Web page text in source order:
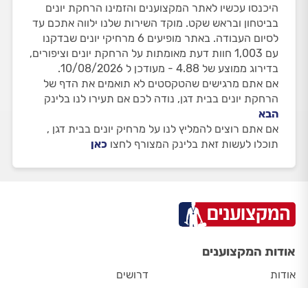
היכנסו עכשיו לאתר המקצוענים והזמינו הרחקת יונים
בביטחון ובראש שקט. מוקד השירות שלנו ילווה אתכם עד
לסיום העבודה. באתר מופיעים 6 מרחיקי יונים שבדקנו
עם 1,003 חוות דעת מאומתות על הרחקת יונים וציפורים,
בדירוג ממוצע של 4.88 - מעודכן ל 10/08/2026.
אם אתם מרגישים שהטקסטים לא תואמים את הדף של
הרחקת יונים בבית דגן, נודה לכם אם תעירו לנו בלינק
הבא
אם אתם רוצים להמליץ לנו על מרחיק יונים בבית דגן ,
תוכלו לעשות זאת בלינק המצורף לחצו כאן
אודות המקצוענים
אודות
דרושים